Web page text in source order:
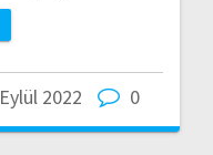
2022 0